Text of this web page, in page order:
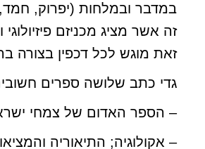
במדבר ובמלחות (יפרוק,
זה אשר מציג מכניזם
זאת מוגש לכל דכפין בצורה
גדי כתב שלושה ספרים
– הספר האדום של צמחי
– אקולוגיה; התיאוריה